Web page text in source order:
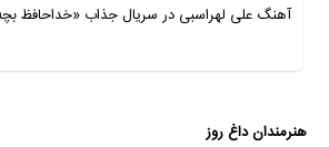
آهنگ علی لهراسبی در سریال جذاب «خداحافظ
هنرمندان داغ روز